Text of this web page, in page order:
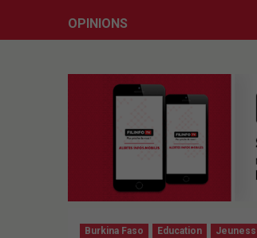
OPINIONS
Burkina Faso Education